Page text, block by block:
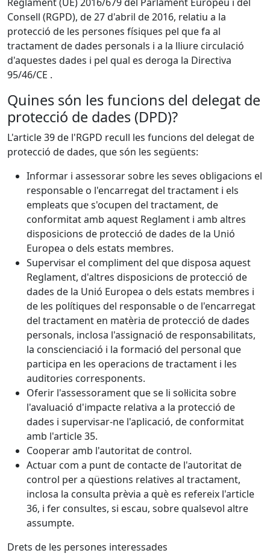
Consell (RGPD), de 27 d'abril de 2016, relatiu a la
protecció de les persones físiques pel que fa al
tractament de dades personals i a la lliure circulació
d'aquestes dades i pel qual es deroga la Directiva
95/46/CE .
Quines són les funcions del delegat de
protecció de dades (DPD)?
L'article 39 de l'RGPD recull les funcions del delegat de
protecció de dades, que són les següents:
Informar i assessorar sobre les seves obligacions el
responsable o l'encarregat del tractament i els
empleats que s'ocupen del tractament, de
conformitat amb aquest Reglament i amb altres
disposicions de protecció de dades de la Unió
Europea o dels estats membres.
Supervisar el compliment del que disposa aquest
Reglament, d'altres disposicions de protecció de
dades de la Unió Europea o dels estats membres i
de les polítiques del responsable o de l'encarregat
del tractament en matèria de protecció de dades
personals, inclosa l'assignació de responsabilitats,
la conscienciació i la formació del personal que
participa en les operacions de tractament i les
auditories corresponents.
Oferir l'assessorament que se li sol·licita sobre
l'avaluació d'impacte relativa a la protecció de
dades i supervisar-ne l'aplicació, de conformitat
amb l'article 35.
Cooperar amb l'autoritat de control.
Actuar com a punt de contacte de l'autoritat de
control per a qüestions relatives al tractament,
inclosa la consulta prèvia a què es refereix l'article
36, i fer consultes, si escau, sobre qualsevol altre
assumpte.
Drets de les persones interessades